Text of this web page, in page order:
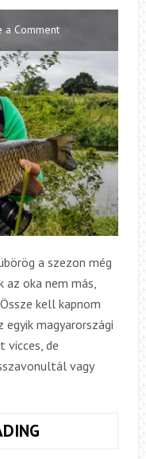
ZÁRTUK
A
2017-
ES
ÉVET
a Comment
a szezon még
oka nem más,
kell kapnom
magyarországi
de
vagy